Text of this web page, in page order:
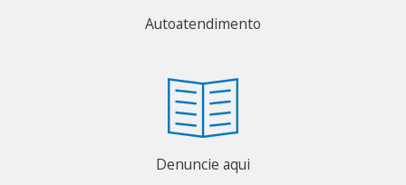
Autoatendimento
Denuncie aqui